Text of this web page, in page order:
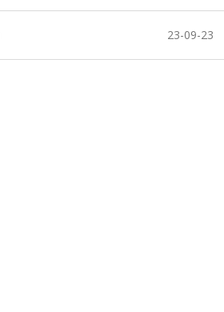
23-09-23